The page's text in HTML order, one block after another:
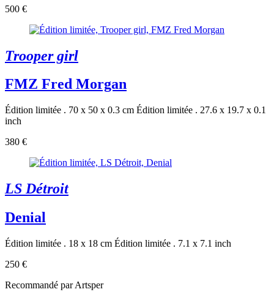
500 €
Trooper girl
FMZ Fred Morgan
Édition limitée . 70 x 50 x 0.3 cm Édition limitée . 27.6 x 19.7 x 0.1
inch
380 €
LS Détroit
Denial
Édition limitée . 18 x 18 cm Édition limitée . 7.1 x 7.1 inch
250 €
Recommandé par Artsper